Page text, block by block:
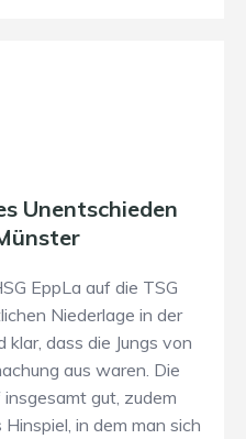
Unentschieden
EppLa auf die TSG
Niederlage in der
dass die Jungs von
aus waren. Die
gut, zudem
in dem man sich